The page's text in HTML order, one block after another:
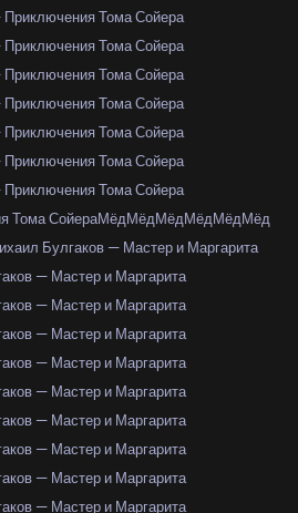
Тома Сойера
Тома Сойера
Тома Сойера
Тома Сойера
Тома Сойера
Тома Сойера
Тома Сойера
Тома СойераМёдМёдМёдМёдМёдМёд
Булгаков — Мастер и Маргарита
— Мастер и Маргарита
— Мастер и Маргарита
— Мастер и Маргарита
— Мастер и Маргарита
— Мастер и Маргарита
— Мастер и Маргарита
— Мастер и Маргарита
— Мастер и Маргарита
— Мастер и Маргарита